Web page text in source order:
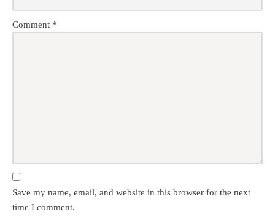
Comment *
Save my name, email, and website in this browser for the next
time I comment.